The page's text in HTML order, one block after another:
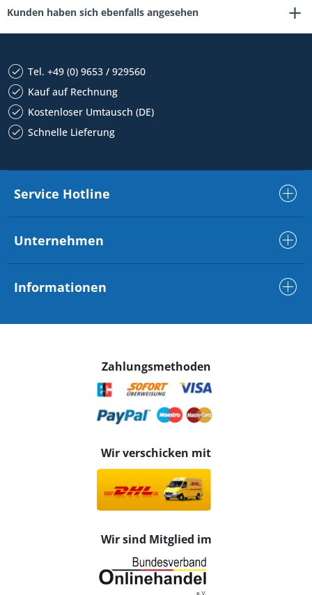
Kunden haben sich ebenfalls angesehen
Tel. +49 (0) 9653 / 929560
Kauf auf Rechnung
Kostenloser Umtausch (DE)
Schnelle Lieferung
Service Hotline
Unternehmen
Informationen
Zahlungsmethoden
Wir verschicken mit
Wir sind Mitglied im